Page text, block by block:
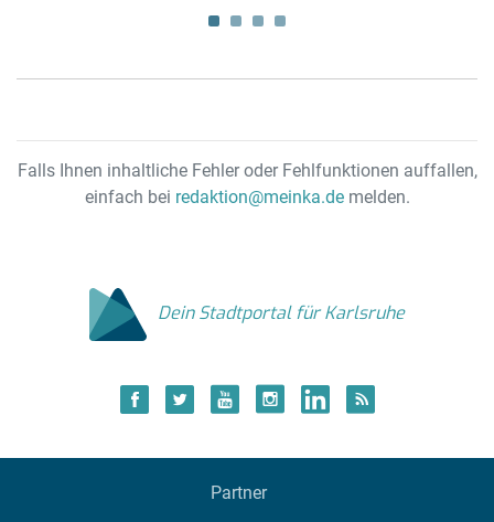
Falls Ihnen inhaltliche Fehler oder Fehlfunktionen auffallen,
einfach bei redaktion@meinka.demelden.
Dein Stadtportal für Karlsruhe
Partner